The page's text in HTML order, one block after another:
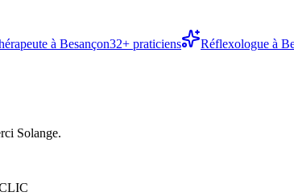
à Besançon32+ praticiens Réflexologue à
Solange.